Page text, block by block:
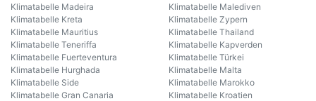
Klimatabelle Madeira
Klimatabelle Kreta
Klimatabelle Mauritius
Klimatabelle Teneriffa
Klimatabelle Fuerteventura
Klimatabelle Hurghada
Klimatabelle Side
Klimatabelle Gran Canaria
Klimatabelle Malediven
Klimatabelle Zypern
Klimatabelle Thailand
Klimatabelle Kapverden
Klimatabelle Türkei
Klimatabelle Malta
Klimatabelle Marokko
Klimatabelle Kroatien